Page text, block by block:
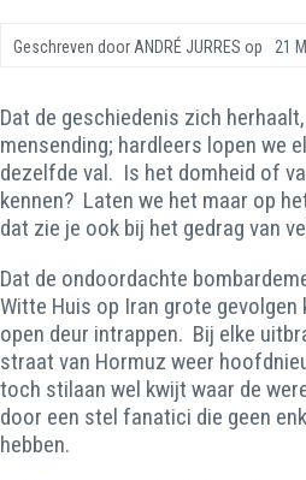
Geschreven door ANDRÉ JURRES op 21
Dat de geschiedenis zich
mensending; hardleers lopen we
dezelfde val. Is het domheid of
kennen? Laten we het maar op
dat zie je ook bij het gedrag van
Dat de ondoordachte
Witte Huis op Iran grote gevolgen
open deur intrappen. Bij elke
straat van Hormuz weer
toch stilaan wel kwijt waar de
door een stel fanatici die geen
hebben.